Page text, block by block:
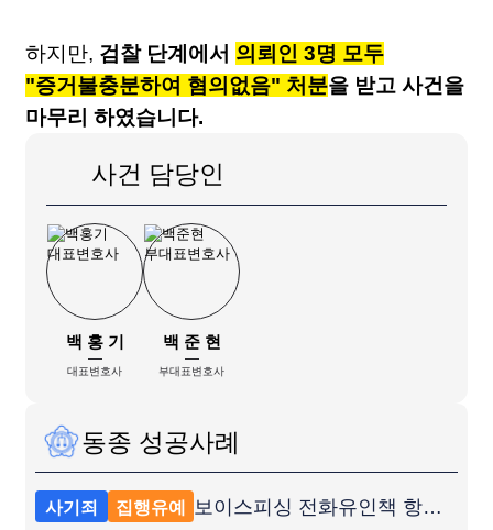
하지만, 검찰 단계에서 의뢰인 3명 모두
"증거불충분하여 혐의없음" 처분을 받고 사건을
마무리 하였습니다.
사건 담당인
백 홍 기
대표변호사
백 준 현
부대표변호사
동종 성공사례
사기죄 집행유예 보이스피싱 전화유인책 항소심 집행유예 성공사례